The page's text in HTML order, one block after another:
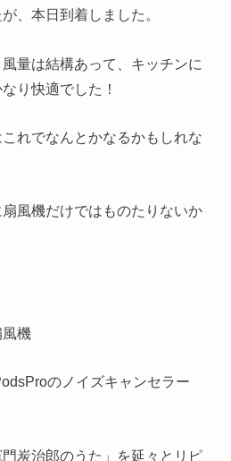
、本日到着しました。
量は結構あって、キッチンに
り快適でした！
れでなんとかなるかもしれな
風機だけではものたりないか
機
のノイズキャンセラー
炭治郎のうた」を延々とリピ